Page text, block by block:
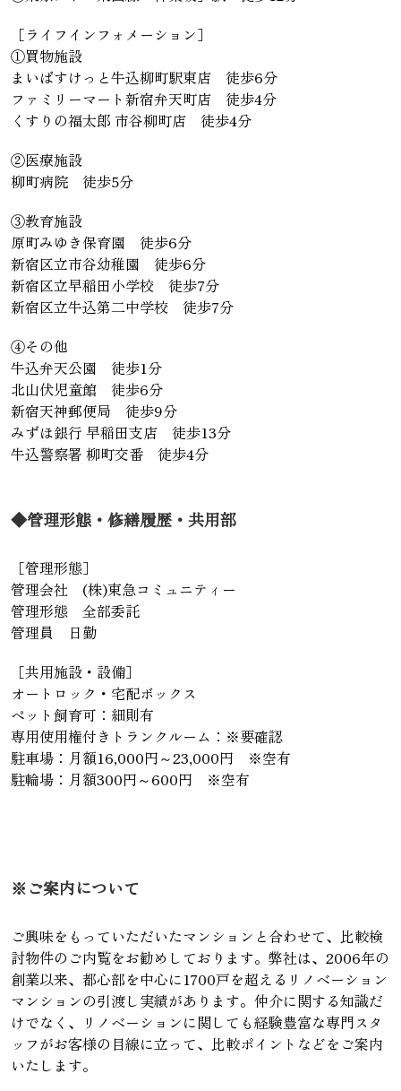
［ライフインフォメーション］
①買物施設
まいばすけっと牛込柳町駅東店 徒歩6分
ファミリーマート新宿弁天町店 徒歩4分
くすりの福太郎 市谷柳町店 徒歩4分
②医療施設
柳町病院 徒歩5分
③教育施設
原町みゆき保育園 徒歩6分
新宿区立市谷幼稚園 徒歩6分
新宿区立早稲田小学校 徒歩7分
新宿区立牛込第二中学校 徒歩7分
④その他
牛込弁天公園 徒歩1分
北山伏児童館 徒歩6分
新宿天神郵便局 徒歩9分
みずほ銀行 早稲田支店 徒歩13分
牛込警察署 柳町交番 徒歩4分
◆管理形態・修繕履歴・共用部
［管理形態］
管理会社 (株)東急コミュニティー
管理形態 全部委託
管理員 日勤
［共用施設・設備］
オートロック・宅配ボックス
ペット飼育可：細則有
専用使用権付きトランクルーム：※要確認
駐車場：月額16,000円～23,000円 ※空有
駐輪場：月額300円～600円 ※空有
※ご案内について
ご興味をもっていただいたマンションと合わせて、比較検
討物件のご内覧をお勧めしております。弊社は、2006年の
創業以来、都心部を中心に1700戸を超えるリノベーション
マンションの引渡し実績があります。仲介に関する知識だ
けでなく、リノベーションに関しても経験豊富な専門スタ
ッフがお客様の目線に立って、比較ポイントなどをご案内
いたします。